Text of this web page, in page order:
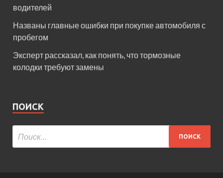
водителей
Названы главные ошибки при покупке автомобиля с
пробегом
Эксперт рассказал, как понять, что тормозные
колодки требуют замены
ПОИСК